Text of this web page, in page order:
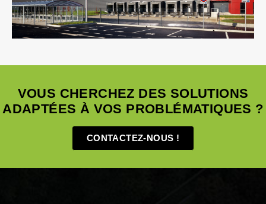
VOUS CHERCHEZ DES SOLUTIONS
ADAPTÉES À VOS PROBLÉMATIQUES ?
CONTACTEZ-NOUS !